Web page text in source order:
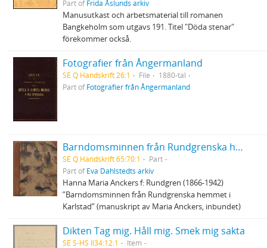
Part ofFrida Åslunds arkiv
Manusutkast och arbetsmaterial till romanen
Bangkeholm som utgavs 191. Titel "Döda stenar"
förekommer också.
Fotografier från Ångermanland
SE Q Handskrift 26:1 File
1880-tal
Part ofFotografier från Ångermanland
Barndomsminnen från Rundgrenska hemmet i Karlstad
SE Q Handskrift 65:70:1
Part
Part ofEva Dahlstedts arkiv
Hanna Maria Anckers f: Rundgren (1866-1942)
”Barndomsminnen från Rundgrenska hemmet i
Karlstad” (manuskript av Maria Anckers, inbundet)
Dikten Tag mig. Håll mig. Smek mig sakta
SE S-HS Il34:12:1
Item